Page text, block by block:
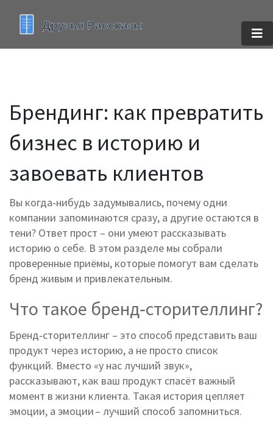
Брендинг: как превратить
бизнес в историю и
завоевать клиентов
Вы когда‑нибудь задумывались, почему одни
компании запоминаются сразу, а другие остаются в
тени? Ответ прост – они умеют рассказывать
историю о себе. В этом разделе мы собрали
проверенные приёмы, которые помогут вам сделать
бренд живым и привлекательным.
Что такое бренд‑сторителлинг?
Бренд‑сторителлинг – это способ представить ваш
продукт через историю, а не просто список
функций. Вместо «у нас лучший звук»,
рассказывают, как ваш продукт спасёт важный
момент в жизни клиента. Такая история цепляет
эмоции, а эмоции – лучший способ запомниться.